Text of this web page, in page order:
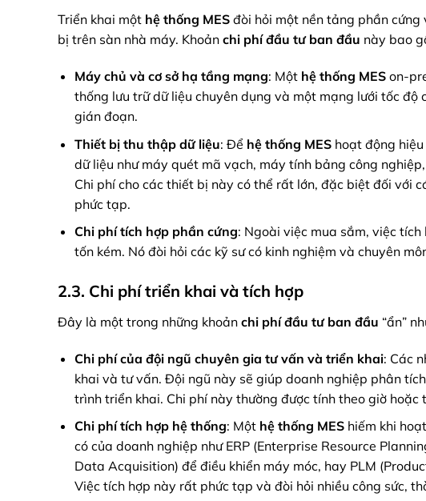
Triển khai một hệ thống MES đòi hỏi một nền tảng phần
bị trên sàn nhà máy. Khoản chi phí đầu tư ban đầu này bao
Máy chủ và cơ sở hạ tầng mạng: Một hệ thống MESon-
thống lưu trữ dữ liệu chuyên dụng và một mạng lưới tốc
gián đoạn.
Thiết bị thu thập dữ liệu: Để hệ thống MEShoạt động hiệu
dữ liệu như máy quét mã vạch, máy tính bảng công
Chi phí cho các thiết bị này có thể rất lớn, đặc biệt đối với
phức tạp.
Chi phí tích hợp phần cứng: Ngoài việc mua sắm, việc
tốn kém. Nó đòi hỏi các kỹ sư có kinh nghiệm và chuyên
2.3. Chi phí triển khai và tích hợp
Đây là một trong những khoản chi phí đầu tư ban đầu “ẩn”
Chi phí của đội ngũ chuyên gia tư vấn và triển khai: Các
khai và tư vấn. Đội ngũ này sẽ giúp doanh nghiệp phân
trình triển khai. Chi phí này thường được tính theo giờ hoặc
Chi phí tích hợp hệ thống: Một hệ thống MEShiếm khi
có của doanh nghiệp như ERP (Enterprise Resource
Data Acquisition) để điều khiển máy móc, hay PLM
Việc tích hợp này rất phức tạp và đòi hỏi nhiều công sức,